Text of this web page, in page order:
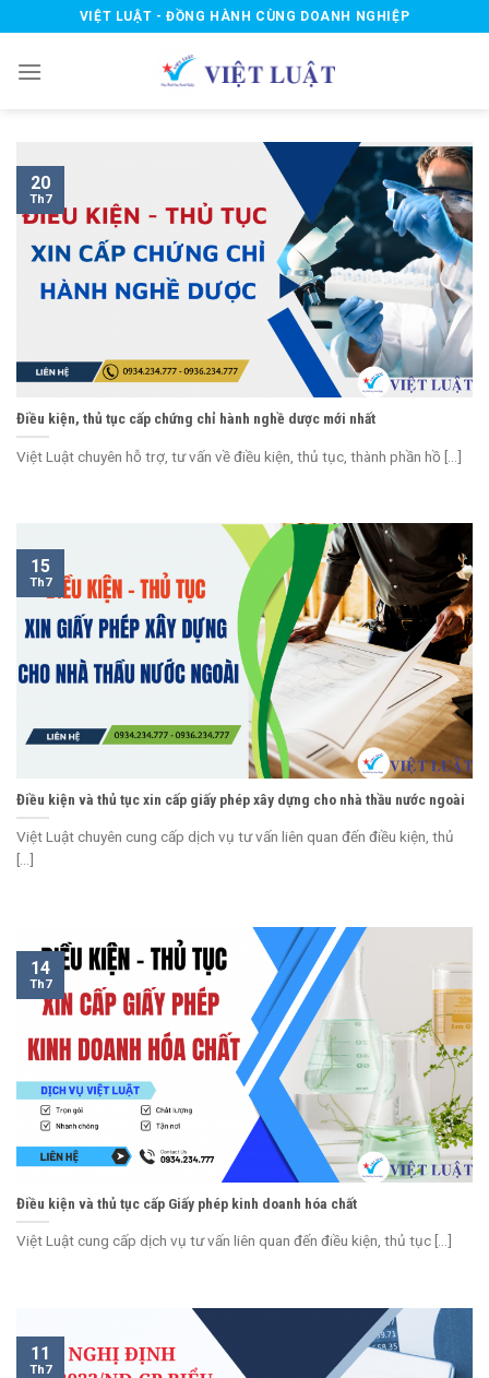
to
content
VIỆT LUẬT - ĐỒNG HÀNH CÙNG DOANH NGHIỆP
Điều kiện, thủ tục cấp chứng chỉ hành nghề dược mới nhất
Việt Luật chuyên hỗ trợ, tư vấn về điều kiện, thủ tục, thành phần hồ [...]
20
Th7
Điều kiện và thủ tục xin cấp giấy phép xây dựng cho nhà thầu nước ngoài
Việt Luật chuyên cung cấp dịch vụ tư vấn liên quan đến điều kiện, thủ
[...]
15
Th7
Điều kiện và thủ tục cấp Giấy phép kinh doanh hóa chất
Việt Luật cung cấp dịch vụ tư vấn liên quan đến điều kiện, thủ tục [...]
14
Th7
11
Th7